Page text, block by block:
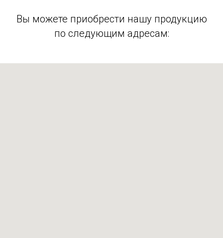
Вы можете приобрести нашу продукцию
по следующим адресам: